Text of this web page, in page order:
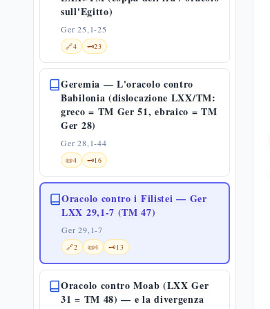
sull'Egitto)
Ger 25,1-25
🔗4 🗝️23
Geremia — L'oracolo contro
Babilonia (dislocazione LXX/TM:
greco = TM Ger 51, ebraico = TM
Ger 28)
Ger 28,1-44
📜4 🗝️16
Oracolo contro i Filistei — Ger
LXX 29,1-7 (TM 47)
Ger 29,1-7
🔗2 📜4 🗝️13
Oracolo contro Moab (LXX Ger
31 = TM 48) — e la divergenza